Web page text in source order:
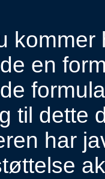
kommer
en
til dette
har